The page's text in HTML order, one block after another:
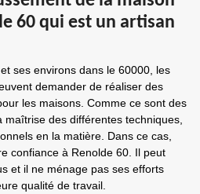
60 qui est un artisan
ses environs dans le 60000, les
demander de réaliser des
les maisons. Comme ce sont des
des différentes techniques,
en la matière. Dans ce cas,
confiance à Renolde 60. Il peut
et il ne ménage pas ses efforts
qualité de travail.